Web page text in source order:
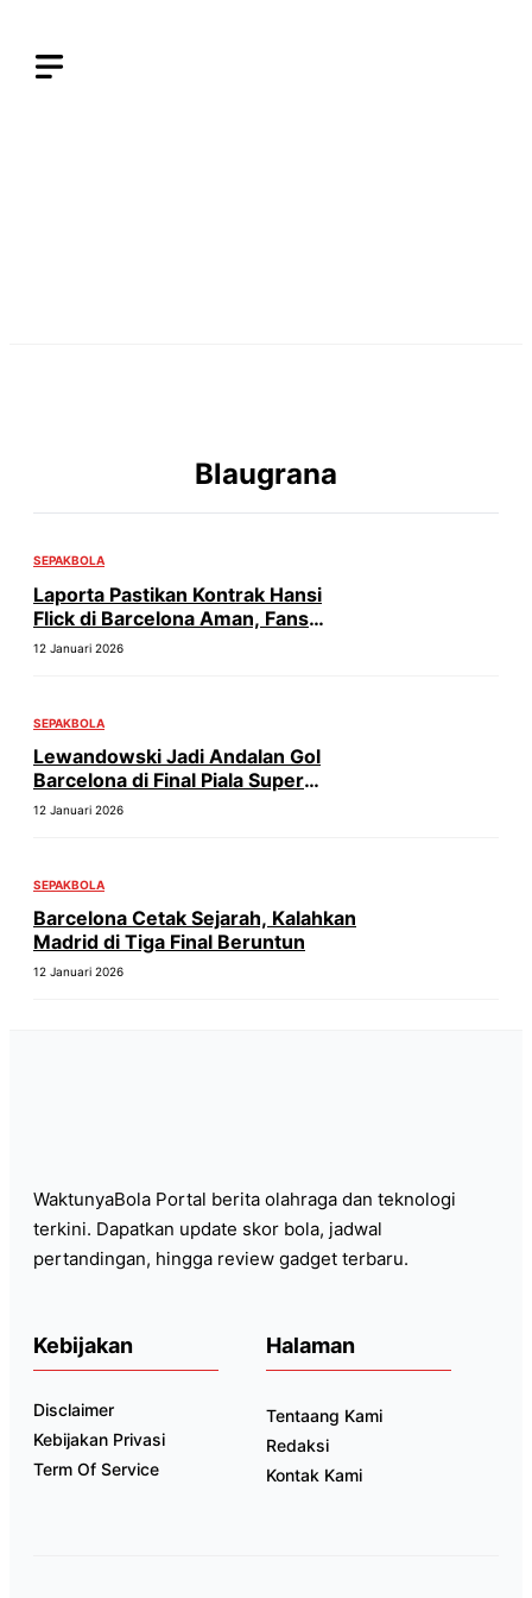
Blaugrana
SEPAKBOLA
Laporta Pastikan Kontrak Hansi
Flick di Barcelona Aman, Fans
Tenang!
12 Januari 2026
SEPAKBOLA
Lewandowski Jadi Andalan Gol
Barcelona di Final Piala Super
Spanyol
12 Januari 2026
SEPAKBOLA
Barcelona Cetak Sejarah, Kalahkan
Madrid di Tiga Final Beruntun
12 Januari 2026
WaktunyaBola Portal berita olahraga dan teknologi
terkini. Dapatkan update skor bola, jadwal
pertandingan, hingga review gadget terbaru.
Kebijakan
Disclaimer
Kebijakan Privasi
Term Of Service
Halaman
Tentaang Kami
Redaksi
Kontak Kami